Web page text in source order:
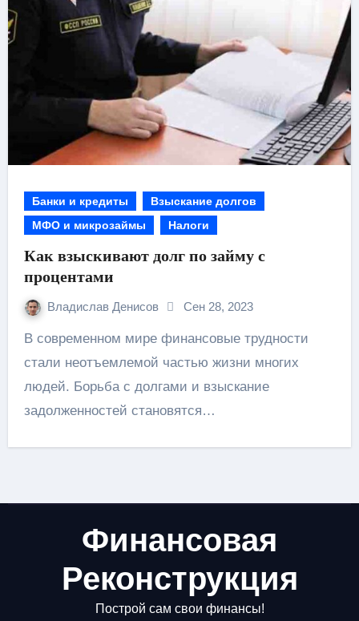
Банки и кредиты
Взыскание долгов
МФО и микрозаймы
Налоги
Как взыскивают долг по займу с
процентами
Владислав Денисов Сен 28, 2023
В современном мире финансовые трудности
стали неотъемлемой частью жизни многих
людей. Борьба с долгами и взыскание
задолженностей становятся…
Финансовая
Реконструкция
Построй сам свои финансы!